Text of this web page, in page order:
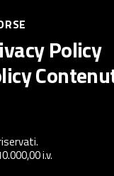
Policy
i.v.